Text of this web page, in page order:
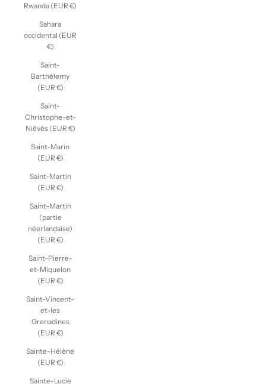
Rwanda (EUR €)
Sahara
occidental (EUR
€)
Saint-
Barthélemy
(EUR €)
Saint-
Christophe-et-
Niévès (EUR €)
Saint-Marin
(EUR €)
Saint-Martin
(EUR €)
Saint-Martin
(partie
néerlandaise)
(EUR €)
Saint-Pierre-
et-Miquelon
(EUR €)
Saint-Vincent-
et-les
Grenadines
(EUR €)
Sainte-Hélène
(EUR €)
Sainte-Lucie